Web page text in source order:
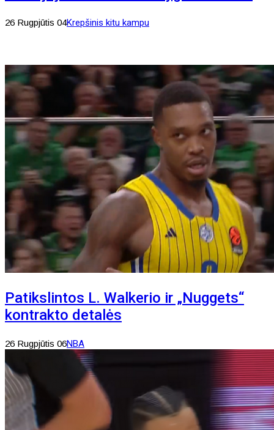
26 Rugpjūtis 04Krepšinis kitu kampu
Patikslintos L. Walkerio ir „Nuggets“
kontrakto detalės
26 Rugpjūtis 06NBA